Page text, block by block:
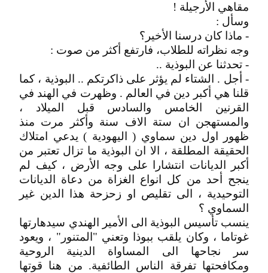
مقاهي الأرجيلة !
وسأل :
- ماذا كان درسنا الأخير؟
وجه نظراته للطلاب، فارتفع أكثر من صوت :
- تحدثنا عن البوذية ..
- أجل . الشتاء لم يؤثر على ذاكرتكم .. البوذية ، كما
قلنا هي أكبر دين في العالم . وظهرت في الهند في
القرنين الخامس والسادس قبل الميلاد ،
والمستهجن ان ستة الاف سنة وأكثر مرت منذ
ظهور اول دين سماوي ( اليهودية ) يدعي امتلاك
الحقيقة المطلقة ، الا ان البوذية ما تزال تعتبر من
أكبر الديانات انتشارا على وجه الأرض ، كيف لم
ينجح أحد من كل انواع الغزاة من دعاة الديانات
التوحيدية ، الى تقليص او زحزحة هذا الدين غير
السماوي ؟
ينسب تأسيس البوذية الى الأمير الهندي سيدهارتها
غوتاما ، وكان يلقب ببوذا وتعني "المتنور" ، ويعود
سر نجاحها الى المساواة الدينية الروحية
ومكافحتها تفرقة الناس الطائفية. من هنا قوتها